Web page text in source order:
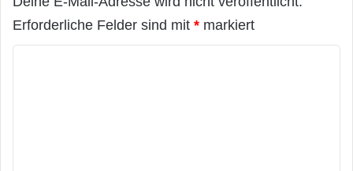
Erforderliche Felder sind mit * markiert